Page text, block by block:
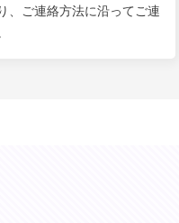
、ご連絡方法に沿ってご連